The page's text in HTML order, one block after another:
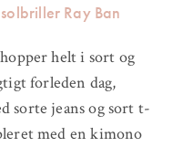
solbriller Ray Ban
helt i sort og
forleden dag,
sorte jeans og sort t-
med en kimono